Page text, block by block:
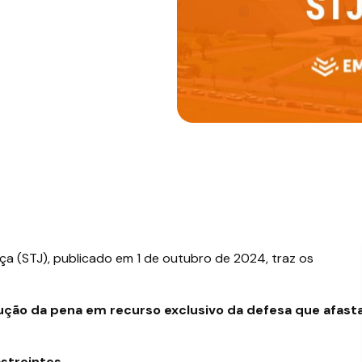
(STJ), publicado em 1 de outubro de 2024, traz os
da pena em recurso exclusivo da defesa que